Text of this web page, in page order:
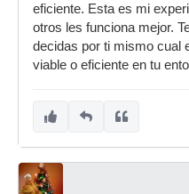
eficiente. Esta es mi
otros les funciona mejor.
decidas por ti mismo cual
viable o eficiente en tu